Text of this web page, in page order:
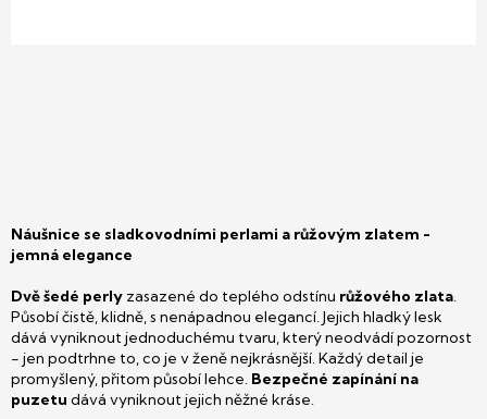
Náušnice se sladkovodními perlami a růžovým zlatem -
jemná elegance
Dvě šedé perly zasazené do teplého odstínu růžového zlata.
Působí čistě, klidně, s nenápadnou elegancí. Jejich hladký lesk
dává vyniknout jednoduchému tvaru, který neodvádí pozornost
- jen podtrhne to, co je v ženě nejkrásnější. Každý detail je
promyšlený, přitom působí lehce. Bezpečné zapínání na
puzetu dává vyniknout jejich něžné kráse.